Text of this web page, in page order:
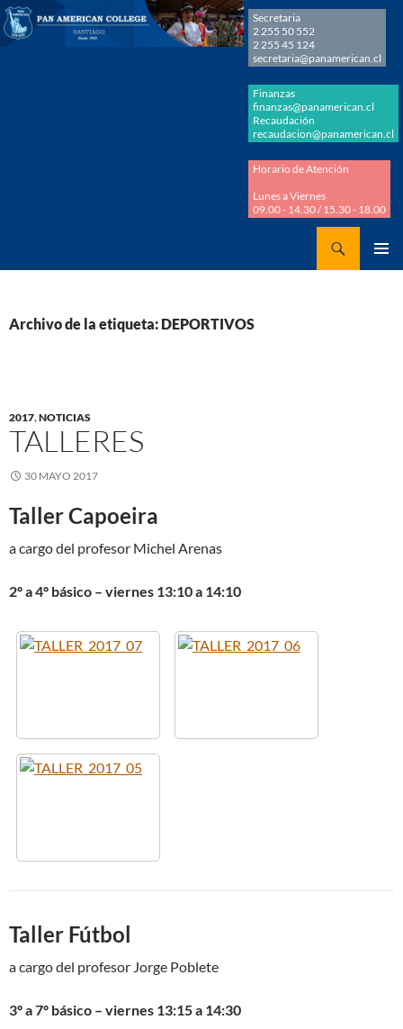
Secretaria
2 255 50 552
2 255 45 124
secretaria@panamerican.cl
Finanzas
finanzas@panamerican.cl
Recaudación
recaudacion@panamerican.cl
Horario de Atención
Lunes a Viernes
09.00 - 14.30 / 15.30 - 18.00
Archivo de la etiqueta: DEPORTIVOS
2017,NOTICIAS
TALLERES
30 MAYO 2017
Taller Capoeira
a cargo del profesor Michel Arenas
2º a 4º básico – viernes 13:10 a 14:10
Taller Fútbol
a cargo del profesor Jorge Poblete
3º a 7º básico – viernes 13:15 a 14:30